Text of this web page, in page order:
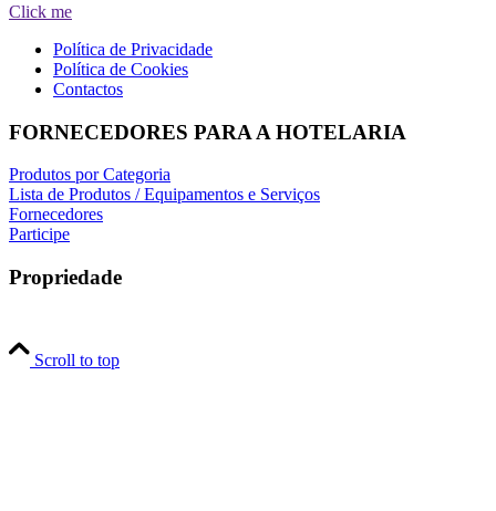
Click me
Política de Privacidade
Política de Cookies
Contactos
FORNECEDORES PARA A HOTELARIA
Produtos por Categoria
Lista de Produtos / Equipamentos e Serviços
Fornecedores
Participe
Propriedade
Scroll to top